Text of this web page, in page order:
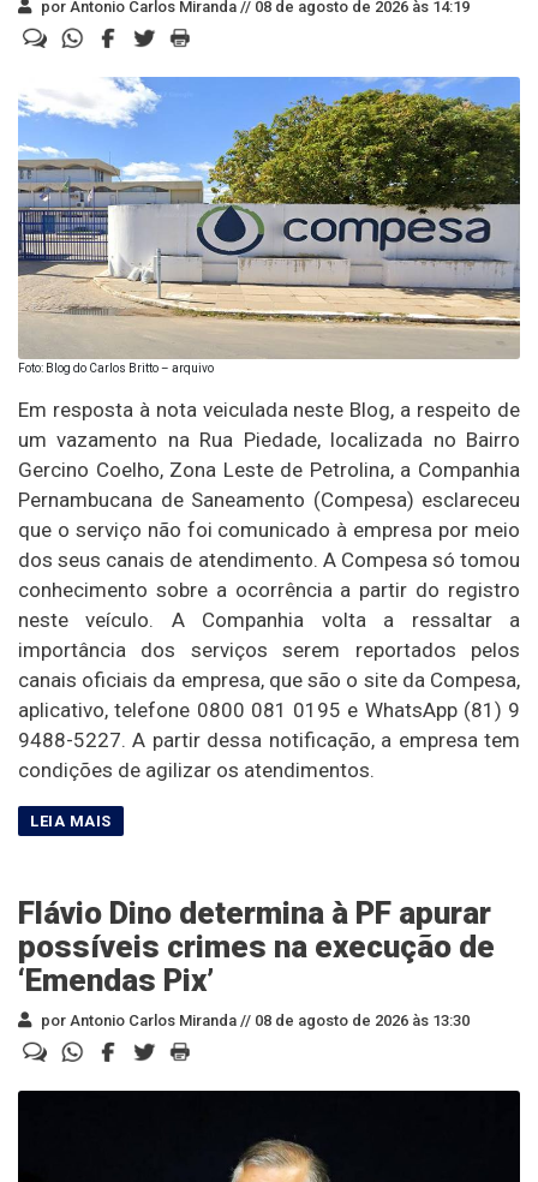
por Antonio Carlos Miranda // 08 de agosto de 2026 às 14:19
Foto: Blog do Carlos Britto – arquivo
Em resposta à nota veiculada neste Blog, a respeito de
um vazamento na Rua Piedade, localizada no Bairro
Gercino Coelho, Zona Leste de Petrolina, a Companhia
Pernambucana de Saneamento (Compesa) esclareceu
que o serviço não foi comunicado à empresa por meio
dos seus canais de atendimento. A Compesa só tomou
conhecimento sobre a ocorrência a partir do registro
neste veículo. A Companhia volta a ressaltar a
importância dos serviços serem reportados pelos
canais oficiais da empresa, que são o site da Compesa,
aplicativo, telefone 0800 081 0195 e WhatsApp (81) 9
9488-5227. A partir dessa notificação, a empresa tem
condições de agilizar os atendimentos.
Flávio Dino determina à PF apurar
possíveis crimes na execução de
‘Emendas Pix’
por Antonio Carlos Miranda // 08 de agosto de 2026 às 13:30